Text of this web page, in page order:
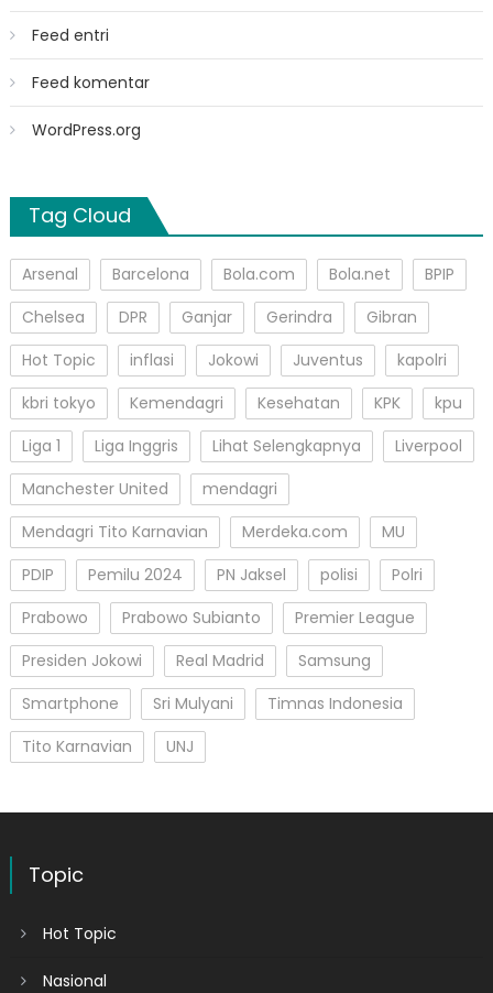
Feed entri
Feed komentar
WordPress.org
Tag Cloud
Arsenal Barcelona Bola.com Bola.net
BPIP
Chelsea
DPR Ganjar Gerindra
Gibran
Hot Topic
inflasi Jokowi Juventus
kapolri
kbri tokyo
Kemendagri Kesehatan KPK
kpu
Liga 1
Liga Inggris Lihat Selengkapnya
Liverpool
Manchester United
mendagri
Mendagri Tito Karnavian
Merdeka.com
MU
PDIP
Pemilu 2024 PN Jaksel polisi
Polri
Prabowo
Prabowo Subianto
Premier League
Presiden Jokowi
Real Madrid
Samsung
Smartphone
Sri Mulyani
Timnas Indonesia
Tito Karnavian
UNJ
Topic
Hot Topic
Nasional